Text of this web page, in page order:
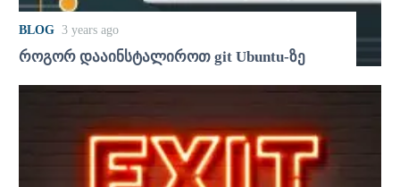
BLOG 3 years ago
როგორ დააინსტალიროთ git Ubuntu-ზე